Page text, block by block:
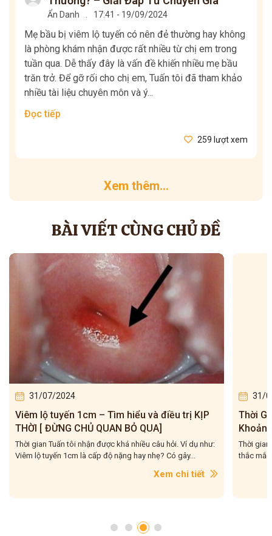
Ẩn Danh 17:41 - 19/09/2024
Mẹ bầu bị viêm lộ tuyến có nên đẻ thường hay không
là phòng khám nhận được rất nhiều từ chị em trong
tuần qua. Dễ thấy đây là vấn đề khiến nhiều mẹ bầu
trăn trở. Để gỡ rối cho chị em, Tuấn tôi đã tham khảo
nhiều tài liệu chuyên môn và ý...
Đọc tiếp
259 lượt xem
Xem thêm...
BÀI VIẾT CÙNG CHỦ ĐỀ
31/07/2024
Viêm lộ tuyến 1cm – Tìm hiểu và điều trị KỊP
THỜI [ ĐỪNG CHỦ QUAN BỎ QUA]
Thời gian Tuấn tôi nhận được khá nhiều câu hỏi. Ví dụ như:
Viêm lộ tuyến 1cm là cấp độ nặng hay nhẹ? Có gây...
Xem chi tiết
31/
Thời
Thời
thắc mắc